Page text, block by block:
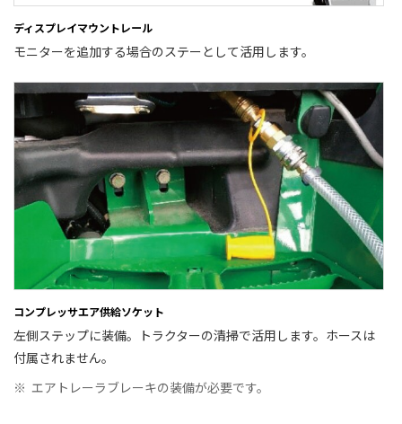
ディスプレイマウントレール
モニターを追加する場合のステーとして活用します。
コンプレッサエア供給ソケット
左側ステップに装備。トラクターの清掃で活用します。ホースは
付属されません。
※ エアトレーラブレーキの装備が必要です。